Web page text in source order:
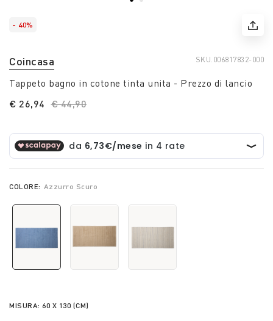
- 40%
Coincasa SKU. 006817832-000
Tappeto bagno in cotone tinta unita - Prezzo di lancio
Price reduced from
€ 44,90
€ 26,94
COLORE: Azzurro Scuro
MISURA: 60 X 130 (CM)